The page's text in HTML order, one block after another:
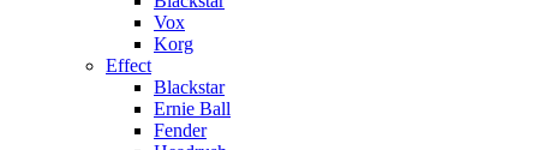
Vox
Korg
Effect
Blackstar
Ernie Ball
Fender